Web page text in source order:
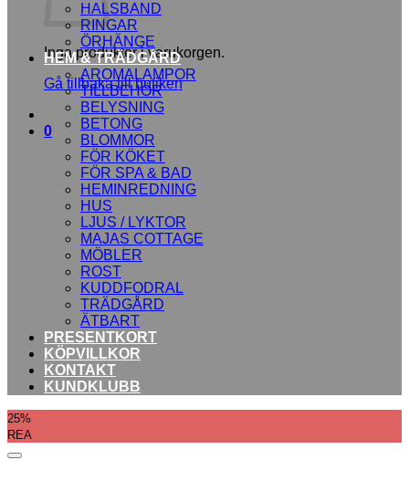
Inga produkter i varukorgen.
Gå tillbaka till butiken
0
HALSBAND
RINGAR
ÖRHÄNGE
HEM & TRÄDGÅRD
AROMALAMPOR
TILLBEHÖR
BELYSNING
BETONG
BLOMMOR
FÖR KÖKET
FÖR SPA & BAD
HEMINREDNING
HUS
LJUS / LYKTOR
MAJAS COTTAGE
MÖBLER
ROST
KUDDFODRAL
TRÄDGÅRD
ÄTBART
PRESENTKORT
KÖPVILLKOR
KONTAKT
KUNDKLUBB
25%
REA